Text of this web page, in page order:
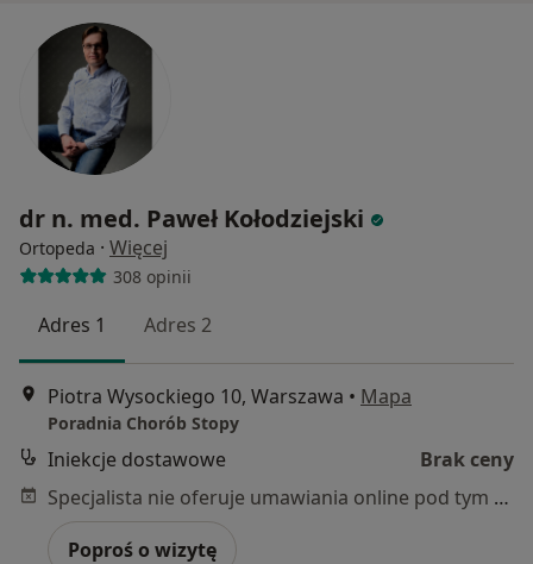
dr n. med. Paweł Kołodziejski
Ortopeda · Więcej
308 opinii
Adres 1 Adres 2
Piotra Wysockiego 10, Warszawa • Mapa
Poradnia Chorób Stopy
Iniekcje dostawowe
Brak ceny
Specjalista nie oferuje umawiania online pod tym adresem.
Poproś o wizytę